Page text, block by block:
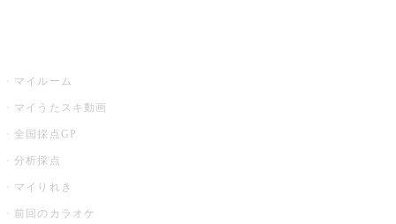
マイルーム
マイうたスキ動画
全国採点GP
分析採点
マイりれき
前回のカラオケ